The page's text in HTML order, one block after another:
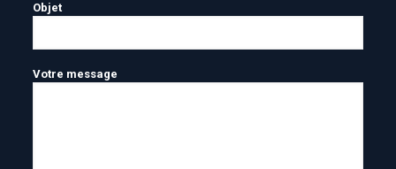
Objet
Votre message